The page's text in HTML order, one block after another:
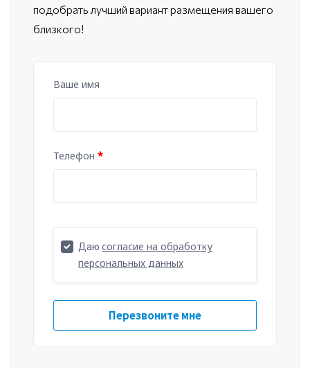
подобрать лучший вариант размещения вашего
близкого!